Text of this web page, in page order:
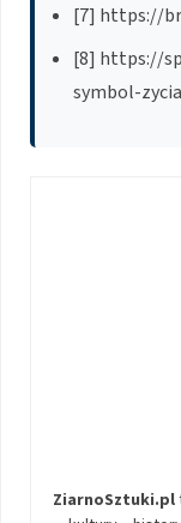
[7] https://
[8] https://
symbol-
ZiarnoSztuki.pl